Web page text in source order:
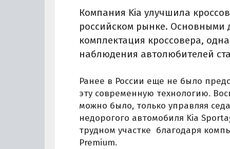
Компания Kia улучшила
российском рынке. Основными
комплектация кроссовера,
наблюдения автолюбителей
Ранее в России еще не было
эту современную технологию.
можно было, только управляя
недорогого автомобиля Kia
трудном участке благодаря
Premium.